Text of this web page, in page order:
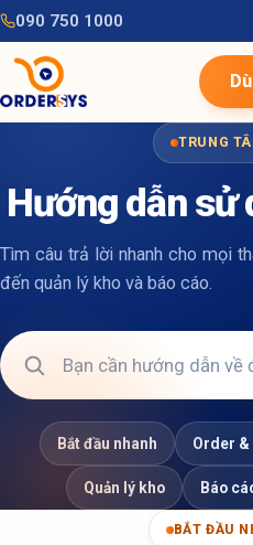
090 750 1000
TRUNG
Hướng dẫn sử
Tìm câu trả lời nhanh cho mọi
đến quản lý kho và báo cáo.
Bắt đầu nhanh Order &
Quản lý kho Báo
BẮT ĐẦU